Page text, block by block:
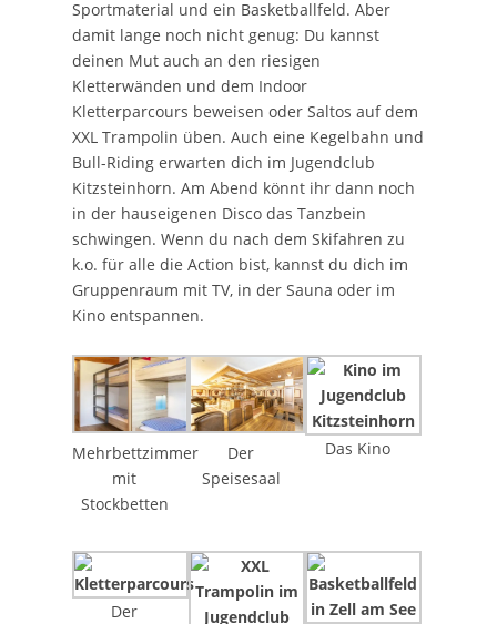
Sportmaterial und ein Basketballfeld. Aber
damit lange noch nicht genug: Du kannst
deinen Mut auch an den riesigen
Kletterwänden und dem Indoor
Kletterparcours beweisen oder Saltos auf dem
XXL Trampolin üben. Auch eine Kegelbahn und
Bull-Riding erwarten dich im Jugendclub
Kitzsteinhorn. Am Abend könnt ihr dann noch
in der hauseigenen Disco das Tanzbein
schwingen. Wenn du nach dem Skifahren zu
k.o. für alle die Action bist, kannst du dich im
Gruppenraum mit TV, in der Sauna oder im
Kino entspannen.
Mehrbettzimmer
mit
Stockbetten
Der
Speisesaal
Das Kino
Der